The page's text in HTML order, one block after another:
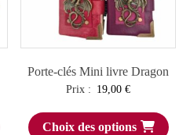
Porte-clés Mini livre Dragon
Prix : 19,00€
Choix des options